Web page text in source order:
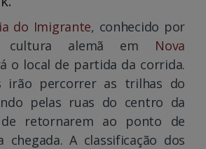
do Imigrante, conhecido por
cultura alemã em Nova
o local de partida da corrida.
irão percorrer as trilhas do
pelas ruas do centro da
retornarem ao ponto de
A classificação dos